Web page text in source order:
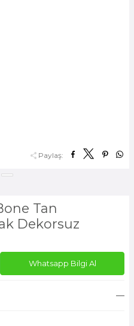
Paylaş:
Tan
Dekorsuz
Whatsapp Bilgi Al